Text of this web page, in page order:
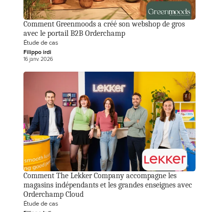
Comment Greenmoods a créé son webshop de gros
avec le portail B2B Orderchamp
Étude de cas
Filippo irdi
16 janv. 2026
Comment The Lekker Company accompagne les
magasins indépendants et les grandes enseignes avec
Orderchamp Cloud
Étude de cas